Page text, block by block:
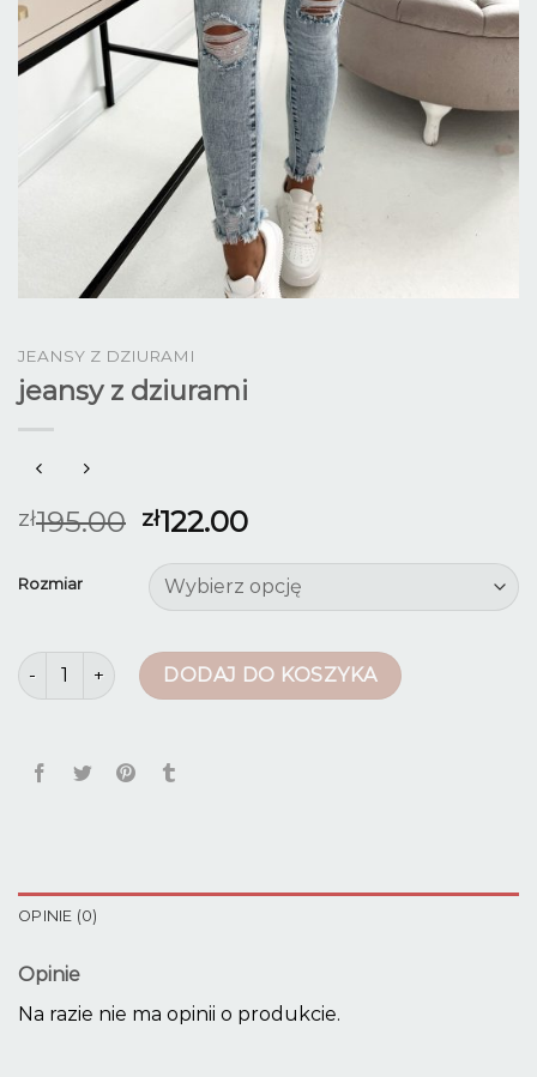
JEANSY Z DZIURAMI
jeansy z dziurami
zł195.00 zł122.00
Rozmiar
ilość jeansy z dziuramiDODAJ DO KOSZYKA
OPINIE (0)
Opinie
Na razie nie ma opinii o produkcie.